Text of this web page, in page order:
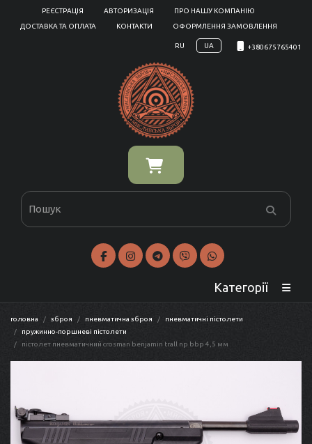
РЕЄСТРАЦІЯ АВТОРИЗАЦІЯ
ПРО НАШУ КОМПАНІЮ
ДОСТАВКА ТА ОПЛАТА
КОНТАКТИ ОФОРМЛЕННЯ ЗАМОВЛЕННЯ
RU UA +380675765401
Категорії
головна зброя пневматична зброя
пневматичні пістолети
пружинно-поршневі пістолети
пістолет пневматичний crosman benjamin trall np bbp 4,5 мм